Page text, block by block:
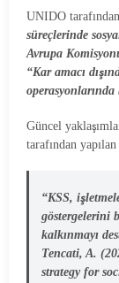
UNIDO
süreçlerinde
Avrupa
“Kar amacı
Güncel
tarafından
“KSS,
göstergelerini
kalkınmayı
Tencati, A.
strategy for